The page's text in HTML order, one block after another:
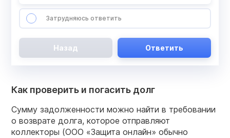
Затрудняюсь ответить
Назад Ответить
Как проверить и погасить долг
Сумму задолженности можно найти в требовании
о возврате долга, которое отправляют
коллекторы (ООО «Защита онлайн» обычно